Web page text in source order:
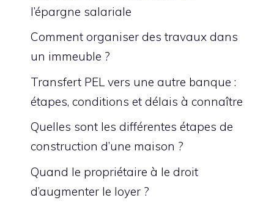
l’épargne salariale
Comment organiser des travaux dans
un immeuble ?
Transfert PEL vers une autre banque :
étapes, conditions et délais à connaître
Quelles sont les différentes étapes de
construction d’une maison ?
Quand le propriétaire à le droit
d’augmenter le loyer ?